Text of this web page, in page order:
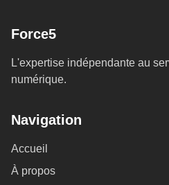
Force5
L'expertise indépendante au
numérique.
Navigation
Accueil
À propos